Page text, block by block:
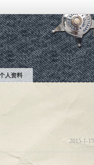
人资料
2015-1-